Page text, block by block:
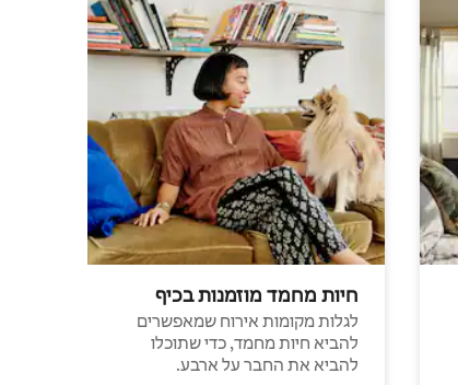
חיות מחמד מוזמנות בכיף
לגלות מקומות אירוח שמאפשרים
להביא חיות מחמד, כדי שתוכלו
להביא את החבר על ארבע.